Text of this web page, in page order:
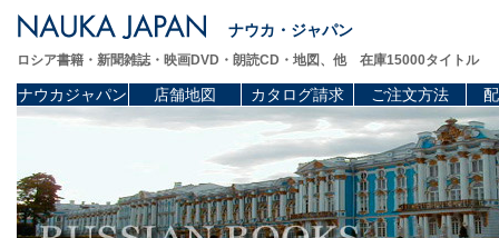
ナウカ・ジャパン
ロシア書籍・新聞雑誌・映画DVD・朗読CD・地図、他 在庫15000タイトル
ナウカジャパン 店舗地図 カタログ請求 ご注文方法